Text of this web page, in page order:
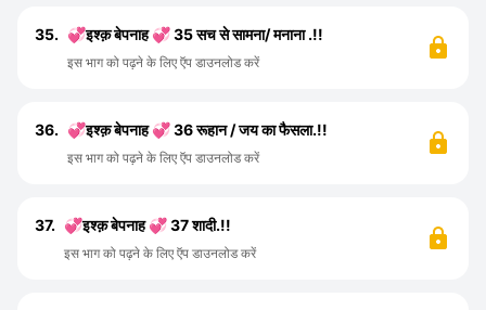
35. 💞इश्क़ बेपनाह 💞 35 सच से सामना/ मनाना .!!
इस भाग को पढ़ने के लिए ऍप डाउनलोड करें
36. 💞इश्क़ बेपनाह 💞 36 रूहान / जय का फैसला.!!
इस भाग को पढ़ने के लिए ऍप डाउनलोड करें
37. 💞इश्क़ बेपनाह 💞 37 शादी.!!
इस भाग को पढ़ने के लिए ऍप डाउनलोड करें